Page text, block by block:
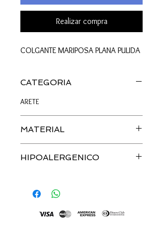
Realizar compra
COLGANTE MARIPOSA PLANA PULIDA
CATEGORIA
ARETE
MATERIAL
HIPOALERGENICO